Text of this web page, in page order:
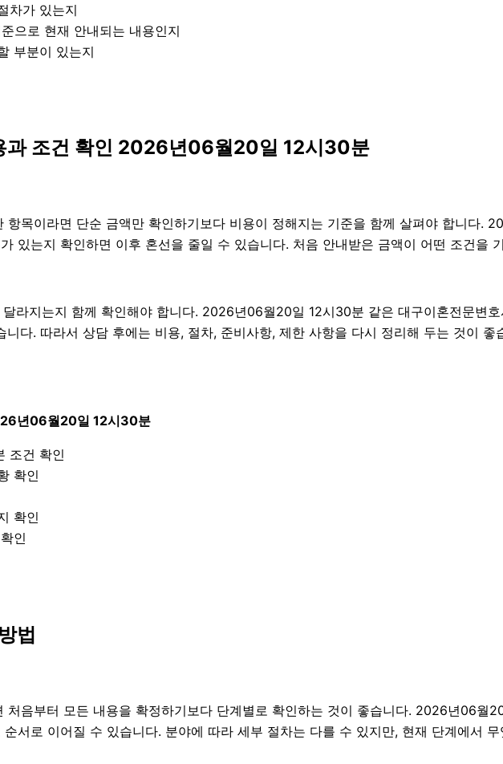
차가 있는지
으로 현재 안내되는 내용인지
부분이 있는지
과 조건 확인 2026년06월20일 12시30분
항목이라면 단순 금액만 확인하기보다 비용이 정해지는 기준을 함께 살펴야 합니다.
있는지 확인하면 이후 혼선을 줄일 수 있습니다. 처음 안내받은 금액이 어떤 조건을
라지는지 함께 확인해야 합니다. 2026년06월20일 12시30분 같은 대구이혼전문변
다. 따라서 상담 후에는 비용, 절차, 준비사항, 제한 사항을 다시 정리해 두는 것이 좋
년06월20일 12시30분
조건 확인
확인
확인
인
법
처음부터 모든 내용을 확정하기보다 단계별로 확인하는 것이 좋습니다. 2026년06월
서로 이어질 수 있습니다. 분야에 따라 세부 절차는 다를 수 있지만, 현재 단계에서